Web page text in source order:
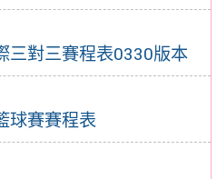
三對三賽程表0330版本
球賽賽程表